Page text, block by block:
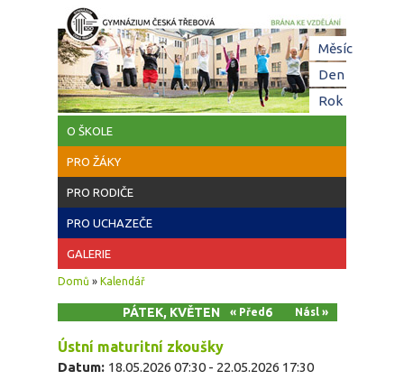
Přejít k hlavnímu obsahu
O ŠKOLE
PRO ŽÁKY
PRO RODIČE
PRO UCHAZEČE
GALERIE
Jste zde
Domů » Kalendář
PÁTEK, KVĚTEN 22, 2026
« Před Násl »
Ústní maturitní zkoušky
Datum: 18.05.2026 07:30 - 22.05.2026 17:30
Měsíc
Den(aktivní
Rok